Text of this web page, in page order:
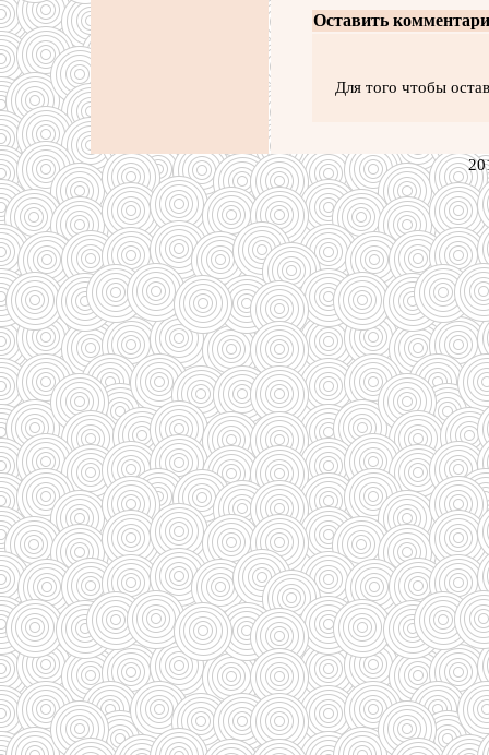
Оставить
Для того чтобы